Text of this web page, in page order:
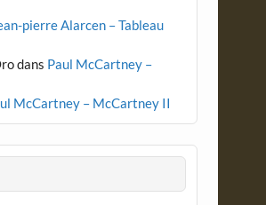
pierre Alarcen – Tableau
dans Paul McCartney –
McCartney – McCartney II